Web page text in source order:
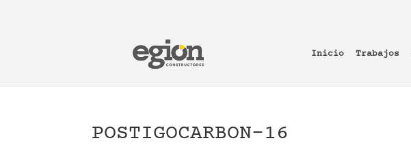
Inicio Trabajos
POSTIGOCARBON-16